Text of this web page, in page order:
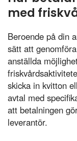
med
Beroende på din
sätt att
anställda
skicka in kvitton
avtal med
att betalningen
leverantör.